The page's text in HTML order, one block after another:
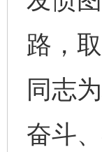
路，
同志
奋斗